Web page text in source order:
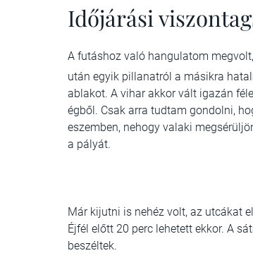
Időjárási
A futáshoz való hangulatom
után egyik pillanatról a másikra
ablakot. A vihar akkor vált igazán
égből. Csak arra tudtam gondolni,
eszemben, nehogy valaki
a pályát.
Már kijutni is nehéz volt, az utcákat
Éjfél előtt 20 perc lehetett ekkor. A
beszéltek.